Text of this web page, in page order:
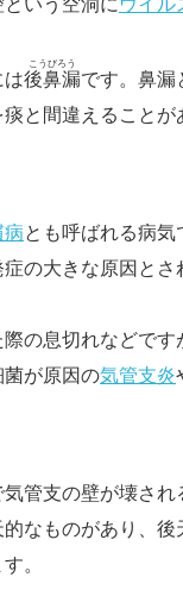
いう空洞に ウイル
は後鼻漏
こうびろう
です。鼻漏
と間違えること
病とも呼ばれる病
の大きな原因とさ
の息切れなどで
菌が原因の気管支炎
管支の壁が壊さ
なものがあり、
。